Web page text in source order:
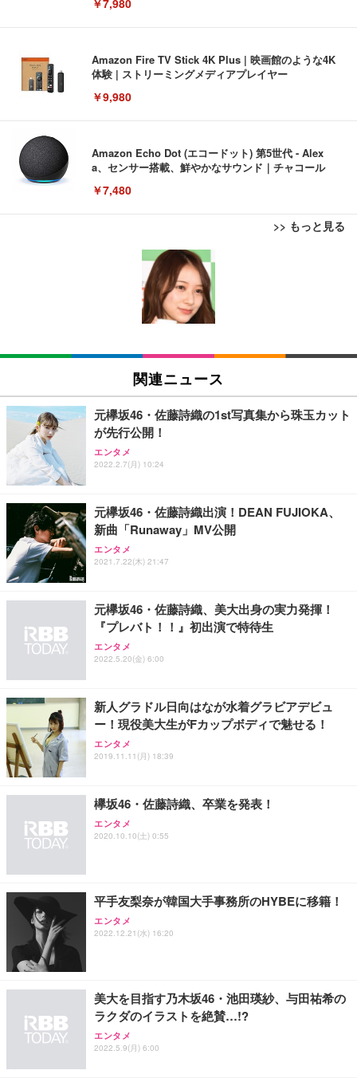
Amazon Fire TV Stick 4K Plus | 映画館のような4K
体験 | ストリーミングメディアプレイヤー
￥9,980
Amazon Echo Dot (エコードット) 第5世代 - Alex
a、センサー搭載、鮮やかなサウンド｜チャコール
￥7,480
>> もっと見る
[EdoErgo] オフィスチェア 椅子 テレワーク 疲れな
い 跳ね上げ式アームレスト コンパクト 約105度ロッ
キング pc 事務椅子 360度回転 座面昇降 強化ナイロ
ン樹脂ベース 通気性メッシュ 在宅ワーク H-WY01
(黒網+黒枠+黒足)
SIHOO B100 オフィスチェア／デスクチェア メッシ
ュチェア 人間工学 疲れない ブラック
￥27,999
Sezlife オフィスチェア デスクチェア 疲れない テレ
ワーク チェア 強化バックレスト 30度ロッキング機
能 人間工学 椅子 腰サポート 90度跳ね上げ式アーム
ョン PCチェア 通気性メッシュ ゲーミング/勉強/事
務用 おしゃれ パソコンチェア (ブラック)
Sezlife オフィスチェア デスクチェア 疲れない テレ
ワーク チェア 強化バックレスト 30度ロッキング機
能 人間工学 椅子 腰サポート 90度跳ね上げ式アーム
務用 おしゃれ パソコンチェア (ホワイト)
ANDWINT オフィスチェア デスクチェア 肘なし メ
ッシュ 通気性 ランバーサポート付き 腰サポート ガ
ス圧無段階昇降 360度回転 キャスター付き コンパク
EIZO ビジネス向けプレミアムモニター | FlexScan
EV3240X-WT | 31.5型4K UHD・USB Type-C・ホワ
￥105,595
EIZO ビジネス向けプレミアムモニター | FlexScan
￥109,572
【純正品】27"ゲーミングモニター DualSense 充電
フック付き（CFI-ZDM1J）
【整備済み品】Dell E2724HS 27インチ 液晶モニタ
ー フルHD（1920×1080）VA 非光沢 HDMI/DisplayP
ort/VGA スピーカー内蔵 高さ調整 スイベル VESA対
【MiniLED/24.5inch/280Hz/FHD】GRAPHT THE S
HOOTER Gaming Monitor 24” Essential ゲーミン
グモニター QD 24.5インチ 1ms FHD 量子ドット 残
Amazonベーシック ペットシーツ 薄型 レギュラー 1
回使い捨て 無香料 ホワイト 300枚
Amazonベーシック ペットシーツ 厚型 ワイド 42枚
x2袋(84枚) ホワイト(吸収面:ライトブルー)
￥3,234
ネオ・ルーライフ ネオ・オムツ L 中型犬用 26枚入
り 単品
Smart Basic(スマートベーシック) 【Amazon.co.jp
限定】 Smart Basic アイリスオーヤマ ペットシーツ
超厚型 お徳用 ワイド 100枚入 (x 1) (ケース販売)
アイリスオーヤマ ペットシーツ 超厚型 お徳用 レギ
ュラー 200枚入【Amazon.co.jp限定】
関連ニュース
元欅坂46・佐藤詩織の1st写真集から珠玉カット
が先行公開！
エンタメ
2022.2.7(月) 10:24
元欅坂46・佐藤詩織出演！DEAN FUJIOKA、
新曲「Runaway」MV公開
エンタメ
2021.7.22(木) 21:47
元欅坂46・佐藤詩織、美大出身の実力発揮！
『プレバト！！』初出演で特待生
エンタメ
2022.5.20(金) 6:00
新人グラドル日向はなが水着グラビアデビュ
ー！現役美大生がFカップボディで魅せる！
エンタメ
2019.11.11(月) 18:39
欅坂46・佐藤詩織、卒業を発表！
エンタメ
2020.10.10(土) 0:55
平手友梨奈が韓国大手事務所のHYBEに移籍！
エンタメ
2022.12.21(水) 16:20
美大を目指す乃木坂46・池田瑛紗、与田祐希の
ラクダのイラストを絶賛…!?
エンタメ
2022.5.9(月) 6:00